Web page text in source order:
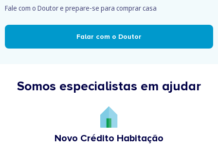
Fale com o Doutor e prepare-se para comprar casa
Falar com o Doutor
Somos especialistas em ajudar
Novo Crédito Habitação